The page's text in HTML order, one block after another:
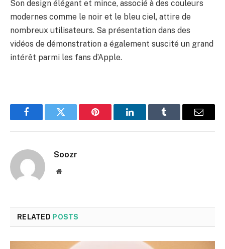
Son design élégant et mince, associé à des couleurs
modernes comme le noir et le bleu ciel, attire de
nombreux utilisateurs. Sa présentation dans des
vidéos de démonstration a également suscité un grand
intérêt parmi les fans d’Apple.
FacebookTwitter Pinterest LinkedInTumblr Email
Soozr
Website
RELATED POSTS